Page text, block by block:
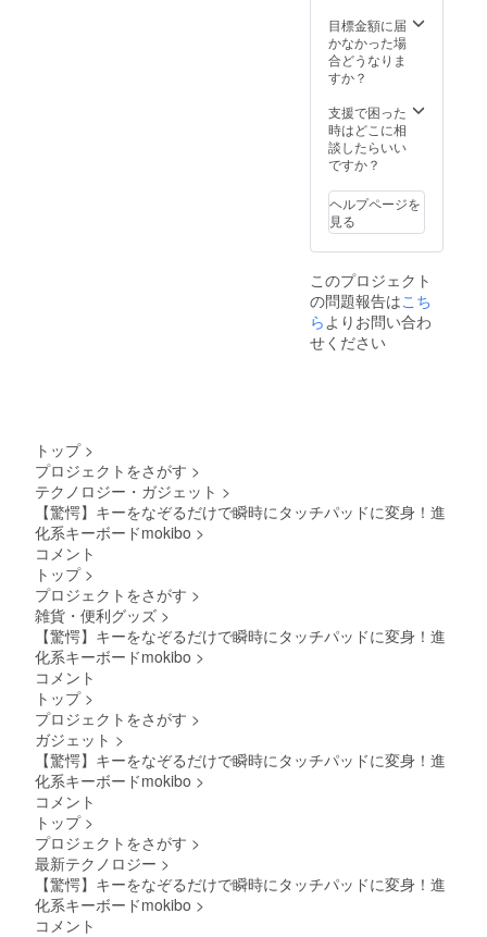
目標金額に届
かなかった場
合どうなりま
すか？
支援で困った
時はどこに相
談したらいい
ですか？
ヘルプページを
見る
このプロジェクト
の問題報告はこち
ら よりお問い合わ
せください
トップ >
プロジェクトをさがす >
テクノロジー・ガジェット >
【驚愕】キーをなぞるだけで瞬時にタッチパッドに変身！進
化系キーボードmokibo >
コメント
トップ >
プロジェクトをさがす >
雑貨・便利グッズ >
【驚愕】キーをなぞるだけで瞬時にタッチパッドに変身！進
化系キーボードmokibo >
コメント
トップ >
プロジェクトをさがす >
ガジェット >
【驚愕】キーをなぞるだけで瞬時にタッチパッドに変身！進
化系キーボードmokibo >
コメント
トップ >
プロジェクトをさがす >
最新テクノロジー >
【驚愕】キーをなぞるだけで瞬時にタッチパッドに変身！進
化系キーボードmokibo >
コメント